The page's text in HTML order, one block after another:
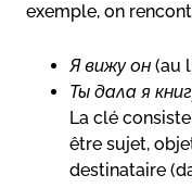
exemple, on
Я вижу он (au
Ты дала я
La clé
être sujet,
destinataire